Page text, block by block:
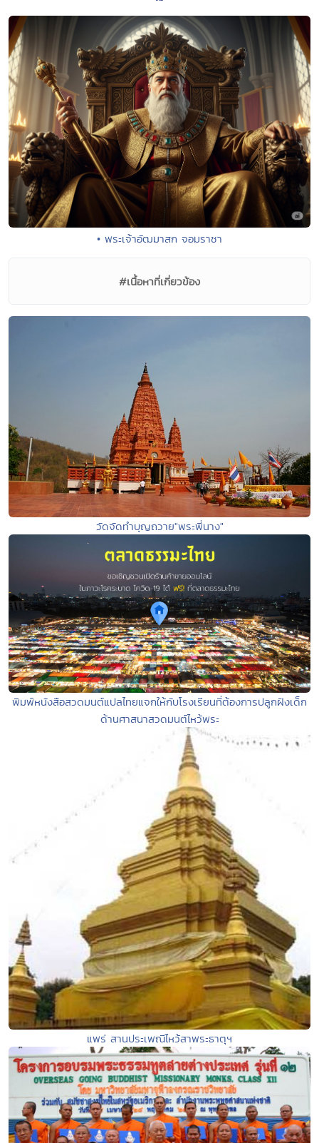
• พระเจ้าอัฒมาสก จอมราชา
#เนื้อหาที่เกี่ยวข้อง
วัดจัดทำบุญถวาย"พระพี่นาง"
พิมพ์หนังสือสวดมนต์แปลไทยแจกให้กับโรงเรียนที่ต้องการปลูกฝังเด็ก
ด้านศาสนาสวดมนต์ไหว้พระ
แพร่ สานประเพณีไหว้สาพระธาตุฯ